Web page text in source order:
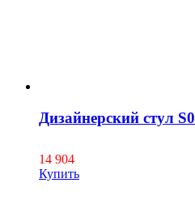
Дизайнерский стул
14 904
Купить